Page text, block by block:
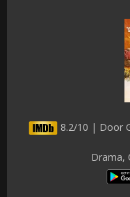
8.2/10 | Door
Drama,